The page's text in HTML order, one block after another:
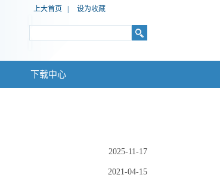
上大首页 设为收藏
下载中心
2025-11-17
2021-04-15